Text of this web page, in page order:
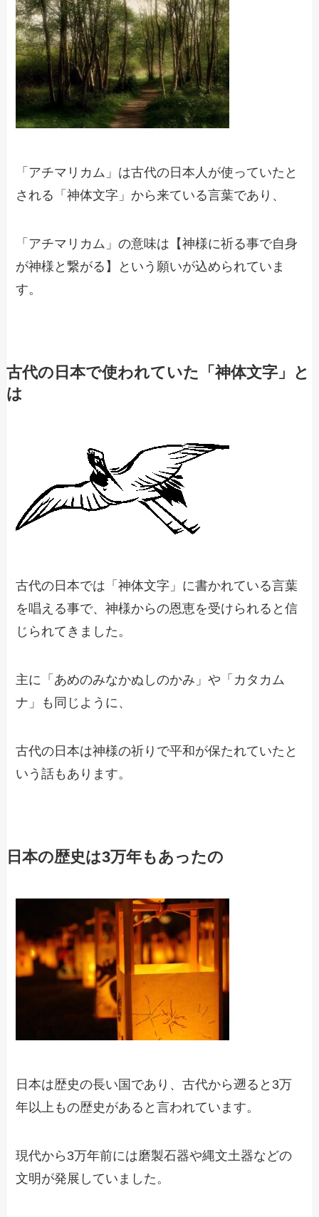
「アチマリカム」は古代の日本人が使っていたと
される「神体文字」から来ている言葉であり、
「アチマリカム」の意味は【神様に祈る事で自身
が神様と繋がる】という願いが込められていま
す。
古代の日本で使われていた「神体文字」と
は
古代の日本では「神体文字」に書かれている言葉
を唱える事で、神様からの恩恵を受けられると信
じられてきました。
主に「あめのみなかぬしのかみ」や「カタカム
ナ」も同じように、
古代の日本は神様の祈りで平和が保たれていたと
いう話もあります。
日本の歴史は3万年もあったの
日本は歴史の長い国であり、古代から遡ると3万
年以上もの歴史があると言われています。
現代から3万年前には磨製石器や縄文土器などの
文明が発展していました。